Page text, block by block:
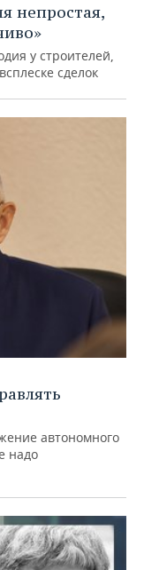
непростая,
у строителей,
сделок
автономного
надо